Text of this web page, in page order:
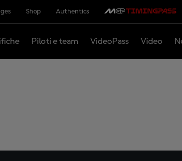
Shop Authentics
Piloti e team VideoPass Video